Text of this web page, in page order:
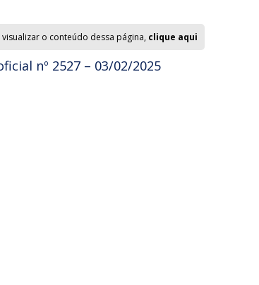
visualizar o conteúdo dessa página, clique aqui
nº 2527 – 03/02/2025